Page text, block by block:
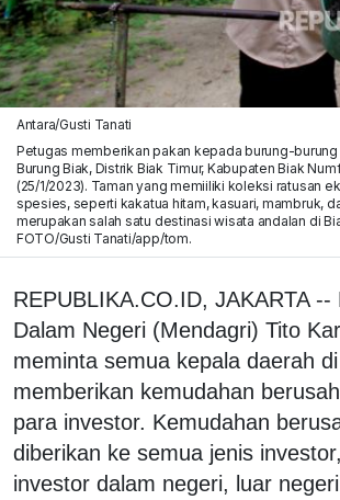
Antara/Gusti Tanati
Petugas memberikan pakan kepada burung-
Burung Biak, Distrik Biak Timur, Kabupaten Biak
(25/1/2023). Taman yang memiiliki koleksi ratusan
spesies, seperti kakatua hitam, kasuari, mambruk,
merupakan salah satu destinasi wisata andalan di
FOTO/Gusti Tanati/app/tom.
REPUBLIKA.CO.ID, JAKARTA --
Dalam Negeri (Mendagri) Tito
meminta semua kepala daerah
memberikan kemudahan
para investor. Kemudahan
diberikan ke semua jenis
investor dalam negeri, luar